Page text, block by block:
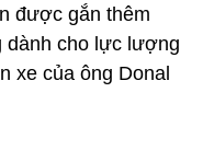
được gắn thêm
dành cho lực lượng
xe của ông Donal